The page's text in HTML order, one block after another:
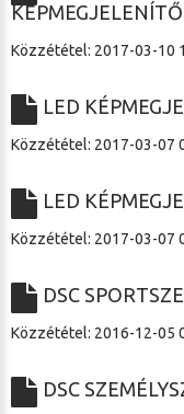
KÉPMEGJELENÍTŐ
Közzététel: 2017-03-10
LED
Közzététel: 2017-03-07
LED
Közzététel: 2017-03-07
DSC
Közzététel: 2016-12-05
DSC